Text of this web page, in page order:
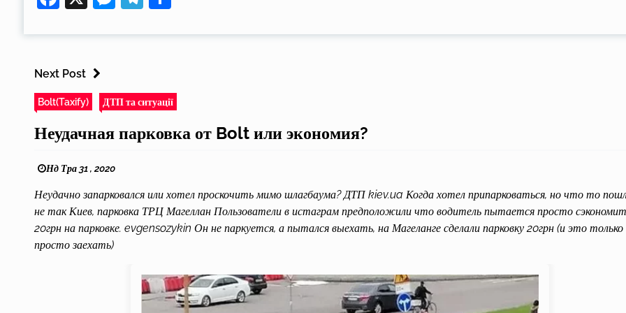
Next Post
Bolt(Taxify) ДТП та ситуації
Неудачная парковка от Bolt или экономия?
Нд Тра 31 , 2020
Неудачно запарковался или хотел проскочить мимо шлагбаума? ДТП kiev.ua Когда хотел припарковаться, но что то
не так Киев, парковка ТРЦ Магеллан Пользователи в истаграм предположили что водитель пытается просто
20грн на парковке. evgensozykin Он не паркуется, а пытался выехать, на Магеланге сделали парковку 20грн (и это только
просто заехать)